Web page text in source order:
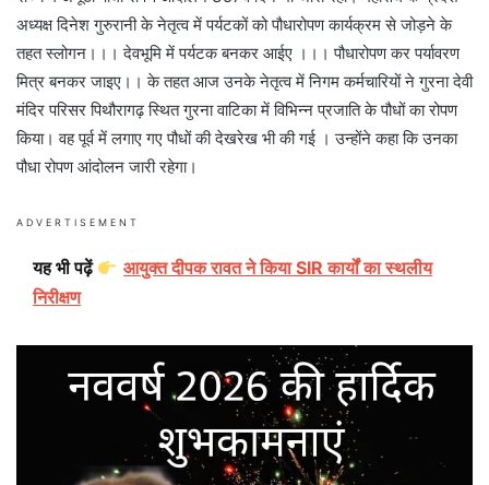
अध्यक्ष दिनेश गुरुरानी के नेतृत्व में पर्यटकों को पौधारोपण कार्यक्रम से जोड़ने के
तहत स्लोगन।।। देवभूमि में पर्यटक बनकर आईए ।।। पौधारोपण कर पर्यावरण
मित्र बनकर जाइए।। के तहत आज उनके नेतृत्व में निगम कर्मचारियों ने गुरना देवी
मंदिर परिसर पिथौरागढ़ स्थित गुरना वाटिका में विभिन्न प्रजाति के पौधों का रोपण
किया। वह पूर्व में लगाए गए पौधों की देखरेख भी की गई । उन्होंने कहा कि उनका
पौधा रोपण आंदोलन जारी रहेगा।
ADVERTISEMENT
यह भी पढ़ें
आयुक्त दीपक रावत ने किया SIR कार्यों का स्थलीय
निरीक्षण